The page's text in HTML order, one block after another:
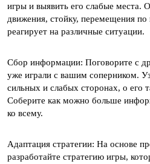
игры и выявить его слабые места.
движения, стойку, перемещения
реагирует на различные ситуации.
Сбор информации: Поговорите с
уже играли с вашим соперником.
сильных и слабых сторонах, о его
Соберите как можно больше
ко всему.
Адаптация стратегии: На основе
разработайте стратегию игры,